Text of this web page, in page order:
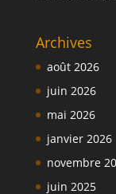
Archives
août 2026
juin 2026
mai 2026
janvier 2026
novembre
juin 2025